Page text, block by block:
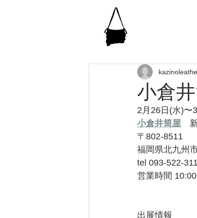
小倉
2月26日(水)〜
小倉井筒屋
〒802-8511
福岡県北九州
tel 093-522-
営業時間
出展情報